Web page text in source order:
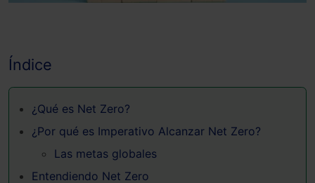
Índice
¿Qué es Net Zero?
¿Por qué es Imperativo Alcanzar Net Zero?
Las metas globales
Entendiendo Net Zero